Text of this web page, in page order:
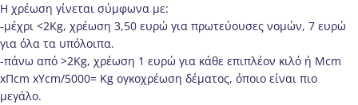
Η χρέωση γίνεται σύμφωνα με:
-μέχρι <2Kg, χρέωση 3,50 ευρώ για πρωτεύουσες νομών, 7 ευρώ
για όλα τα υπόλοιπα.
-πάνω από >2Κg, χρέωση 1 ευρώ για κάθε επιπλέον κιλό ή Μcm
xΠcm xΥcm/5000= Kg ογκοχρέωση δέματος, όποιο είναι πιο
μεγάλο.